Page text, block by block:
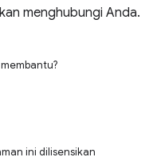
menghubungi Anda.
ini dilisensikan